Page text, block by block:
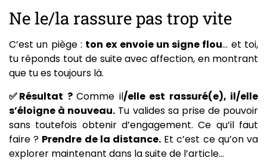
Ne le/la rassure pas trop vite
C’est un piège : ton ex envoie un signe flou… et toi,
tu réponds tout de suite avec affection, en montrant
que tu es toujours là.
✅Résultat ?Comme il/elle est rassuré(e), il/elle
s’éloigne à nouveau. Tu valides sa prise de pouvoir
sans toutefois obtenir d’engagement. Ce qu’il faut
faire ? Prendre de la distance. Et c’est ce qu’on va
explorer maintenant dans la suite de l’article…